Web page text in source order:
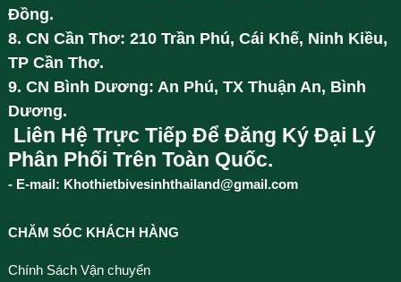
Đồng.
8. CN Cần Thơ: 210 Trần Phú, Cái Khế, Ninh Kiều,
TP Cần Thơ.
9. CN Bình Dương: An Phú, TX Thuận An, Bình
Dương.
Liên Hệ Trực Tiếp Để Đăng Ký Đại Lý
Phân Phối Trên Toàn Quốc.
- E-mail: Khothietbivesinhthailand@gmail.com
CHĂM SÓC KHÁCH HÀNG
Chính Sách Vận chuyển